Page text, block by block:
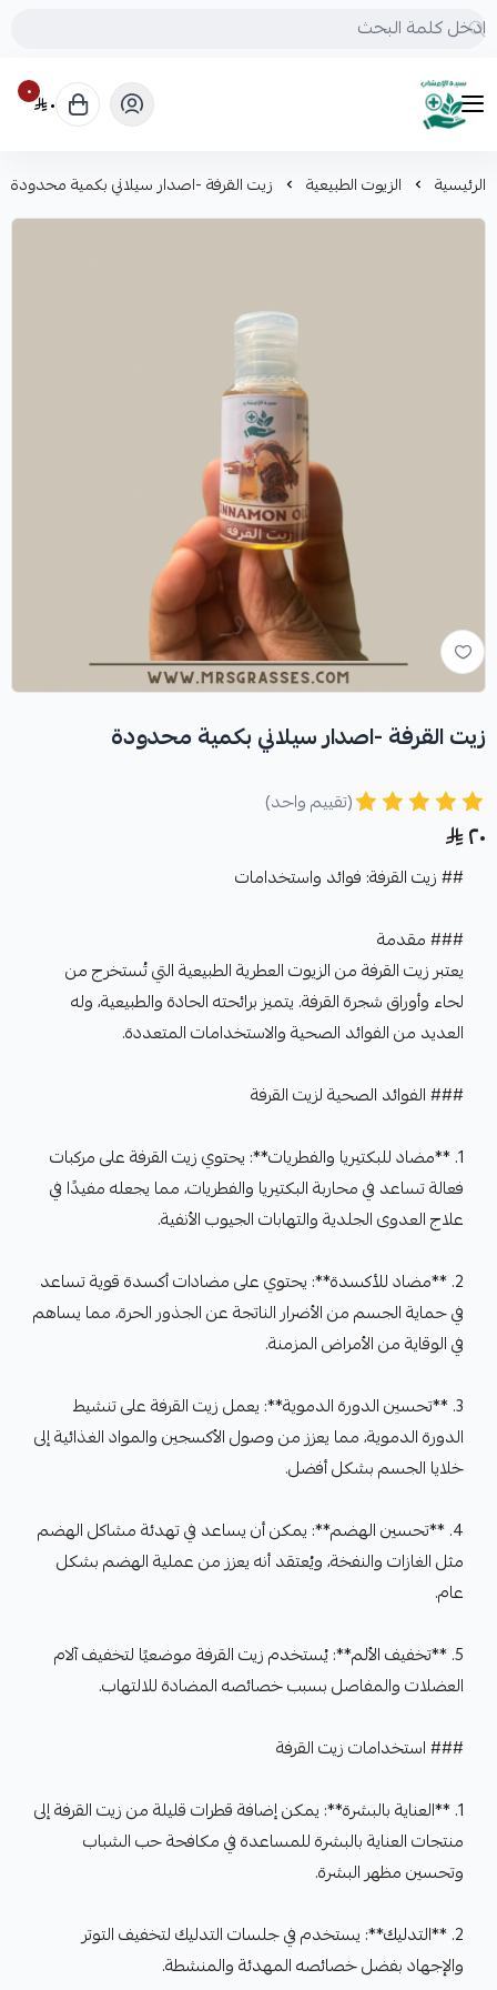
mrs.grasses
٠ ٠
الرئيسية الزيوت الطبيعية زيت القرفة -اصدار سيلاني بكمية محدودة
زيت القرفة -اصدار سيلاني بكمية محدودة
(تقييم واحد)
٢٠
## زيت القرفة: فوائد واستخدامات
### مقدمة
يعتبر زيت القرفة من الزيوت العطرية الطبيعية التي تُستخرج من
لحاء وأوراق شجرة القرفة. يتميز برائحته الحادة والطبيعية، وله
العديد من الفوائد الصحية والاستخدامات المتعددة.
### الفوائد الصحية لزيت القرفة
1. **مضاد للبكتيريا والفطريات**: يحتوي زيت القرفة على مركبات
فعالة تساعد في محاربة البكتيريا والفطريات، مما يجعله مفيدًا في
علاج العدوى الجلدية والتهابات الجيوب الأنفية.
2. **مضاد للأكسدة**: يحتوي على مضادات أكسدة قوية تساعد
في حماية الجسم من الأضرار الناتجة عن الجذور الحرة، مما يساهم
في الوقاية من الأمراض المزمنة.
3. **تحسين الدورة الدموية**: يعمل زيت القرفة على تنشيط
الدورة الدموية، مما يعزز من وصول الأكسجين والمواد الغذائية إلى
خلايا الجسم بشكل أفضل.
4. **تحسين الهضم**: يمكن أن يساعد في تهدئة مشاكل الهضم
مثل الغازات والنفخة، ويُعتقد أنه يعزز من عملية الهضم بشكل
عام.
5. **تخفيف الألم**: يُستخدم زيت القرفة موضعيًا لتخفيف آلام
العضلات والمفاصل بسبب خصائصه المضادة للالتهاب.
### استخدامات زيت القرفة
1. **العناية بالبشرة**: يمكن إضافة قطرات قليلة من زيت القرفة إلى
منتجات العناية بالبشرة للمساعدة في مكافحة حب الشباب
وتحسين مظهر البشرة.
2. **التدليك**: يستخدم في جلسات التدليك لتخفيف التوتر
والإجهاد بفضل خصائصه المهدئة والمنشطة.